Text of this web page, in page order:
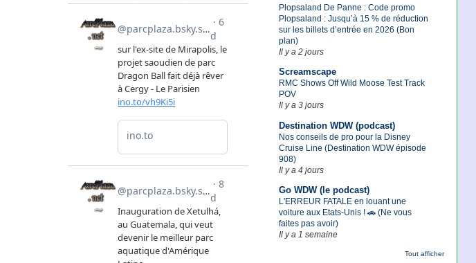
Plopsaland De Panne : Code promo
Plopsaland : Jusqu’à 15 % de réduction
sur les billets d’entrée en 2026 (Bon
plan)
Il y a 2 jours
Screamscape
RMC Shows Off Wild Moose Test Track
POV
Il y a 3 jours
Destination WDW (podcast)
Nos conseils de pro pour la Disney
Cruise Line (Destination WDW épisode
908)
Il y a 4 jours
Go WDW (le podcast)
L'ERREUR FATALE en louant une
voiture aux Etats-Unis ! 🚗 (Ne vous
faites pas avoir)
Il y a 1 semaine
Tout afficher